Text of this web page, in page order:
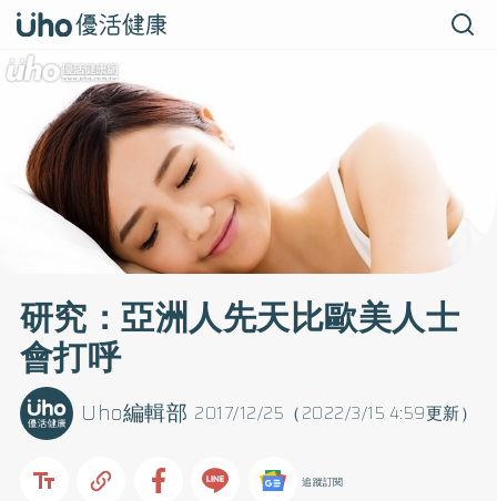
研究：亞洲人先天比歐美人士
會打呼
2017/12/25（2022/3/15 4:59更新）
Uho編輯部
追蹤訂閱